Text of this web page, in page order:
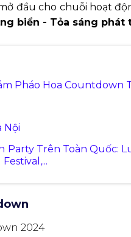
đầu cho chuỗi hoạt
biển - Tỏa sáng phát
Pháo Hoa Countdown
Nội
Trên Toàn Quốc:
2024